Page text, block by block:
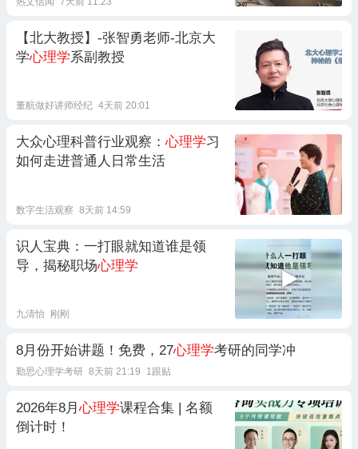
【北大教授】-张智勇老师-北京大
学心理学系副教授
董航做好讲师经纪 4天前 20:01
大众心理科普行业观察：心理学习
如何走进普通人日常生活
数字生活观察 8天前 14:59
识人宝典：一打眼就知道谁是领
导，揭秘职场心理学
九清怡 刚刚
8月份开始讲题！免费，27心理学考研的同学冲
勤思心理学考研 8天前 21:19 1跟贴
2026年8月心理学课程合集 | 名额
倒计时！